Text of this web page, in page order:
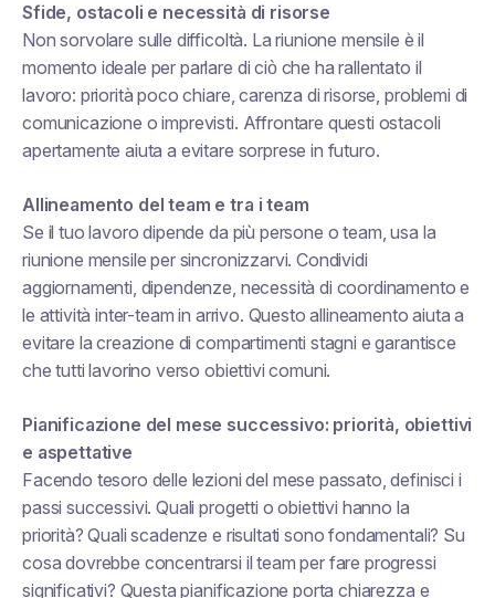
Sfide, ostacoli e necessità di risorse
Non sorvolare sulle difficoltà. La riunione mensile è il
momento ideale per parlare di ciò che ha rallentato il
lavoro: priorità poco chiare, carenza di risorse, problemi di
comunicazione o imprevisti. Affrontare questi ostacoli
apertamente aiuta a evitare sorprese in futuro.
Allineamento del team e tra i team
Se il tuo lavoro dipende da più persone o team, usa la
riunione mensile per sincronizzarvi. Condividi
aggiornamenti, dipendenze, necessità di coordinamento e
le attività inter-team in arrivo. Questo allineamento aiuta a
evitare la creazione di compartimenti stagni e garantisce
che tutti lavorino verso obiettivi comuni.
Pianificazione del mese successivo: priorità, obiettivi
e aspettative
Facendo tesoro delle lezioni del mese passato, definisci i
passi successivi. Quali progetti o obiettivi hanno la
priorità? Quali scadenze e risultati sono fondamentali? Su
cosa dovrebbe concentrarsi il team per fare progressi
significativi? Questa pianificazione porta chiarezza e